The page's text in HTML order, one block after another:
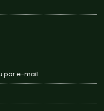
par e-mail